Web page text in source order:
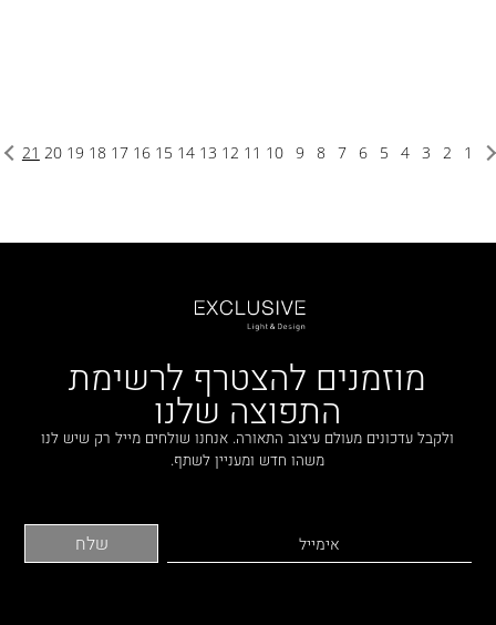
1
2
3
4
5
6
7
8
9
10
11
12
13
14
15
16
17
18
19
20
21
מוזמנים להצטרף לרשימת
התפוצה שלנו
ולקבל עדכונים מעולם עיצוב התאורה. אנחנו שולחים מייל רק שיש לנו
משהו חדש ומעניין לשתף.